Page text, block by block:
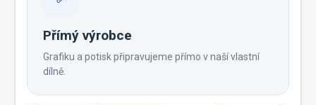
Přímý výrobce
Grafiku a potisk připravujeme přímo v naší vlastní
dílně.